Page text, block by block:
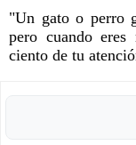
"Un gato o perro
pero cuando
ciento de tu